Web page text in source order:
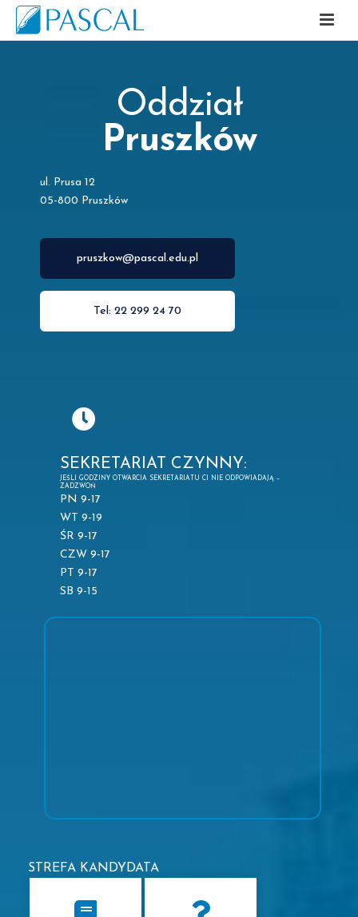
Oddział
Pruszków
ul. Prusa 12
05-800 Pruszków
pruszkow@pascal.edu.pl
Tel: 22 299 24 70
SEKRETARIAT CZYNNY:
JEŚLI GODZINY OTWARCIA SEKRETARIATU CI NIE ODPOWIADAJĄ –
ZADZWOŃ
PN 9-17
WT 9-19
ŚR 9-17
CZW 9-17
PT 9-17
SB 9-15
STREFA KANDYDATA